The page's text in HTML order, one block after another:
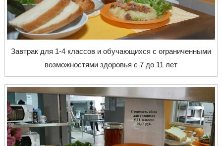
Завтрак для 1-4 классов и обучающихся с ограниченными
возможностями здоровья с 7 до 11 лет